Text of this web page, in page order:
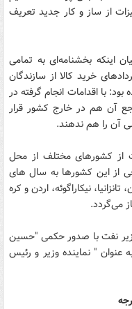
از ساز و کار جدید تعریف
اینکه بخشنامه‌ای به تمامی
خرید کالا از سازندگان
با اقدامات انجام گرفته در
آن هم در خارج کشور قرار
آن را هم ندهند.
از کشورهای مختلف از محل
از این کشورها به سال های
نیکاراگوئه، اردن و کره
می‌گردد.
نفت با صدور حکمی "حسین
عنوان " نماینده وزیر و رئیس